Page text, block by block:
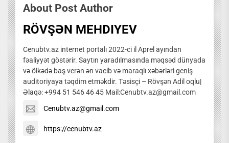
About Post Author
RÖVŞƏN MEHDIYEV
Cenubtv.az internet portalı 2022-ci il Aprel ayından
fəaliyyət göstərir. Saytın yaradılmasında məqsəd dünyada
və ölkədə baş verən ən vacib və maraqlı xəbərləri geniş
auditoriyaya təqdim etməkdir. Təsisçi – Rövşən Adil oqlu|
Əlaqə: +994 51 546 46 45 Mail:Cenubtv.az@gmail.com
Cenubtv.az@gmail.com
https://cenubtv.az